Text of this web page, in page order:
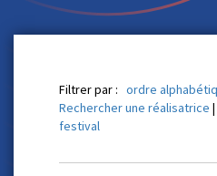
Filtrer par : ordre
Rechercher une réalisatrice |
festival